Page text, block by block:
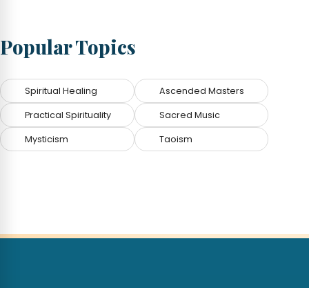
Popular Topics
Spiritual Healing Ascended Masters
Practical Spirituality Sacred Music
Mysticism Taoism